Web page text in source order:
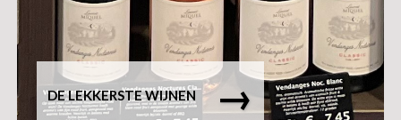
DE LEKKERSTE WIJNEN →